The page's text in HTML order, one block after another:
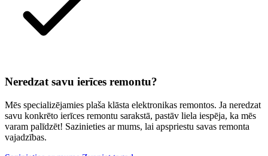
Neredzat savu ierīces remontu?
Mēs specializējamies plaša klāsta elektronikas remontos. Ja neredzat
savu konkrēto ierīces remontu sarakstā, pastāv liela iespēja, ka mēs
varam palīdzēt! Sazinieties ar mums, lai apspriestu savas remonta
vajadzības.